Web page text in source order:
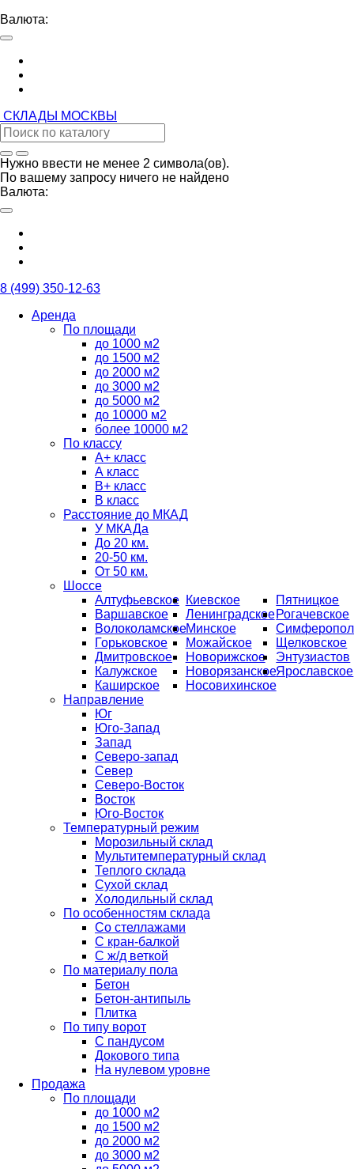
Валюта:
СКЛАДЫ МОСКВЫ
Нужно ввести не менее 2 символа(ов).
По вашему запросу ничего не найдено
Валюта:
8 (499) 350-12-63
Аренда
По площади
до 1000 м2
до 1500 м2
до 2000 м2
до 3000 м2
до 5000 м2
до 10000 м2
более 10000 м2
По классу
А+ класс
А класс
B+ класс
В класс
Расстояние до МКАД
У МКАДа
До 20 км.
20-50 км.
От 50 км.
Шоссе
Алтуфьевское
Варшавское
Волоколамское
Горьковское
Дмитровское
Калужское
Каширское
Киевское
Ленинградское
Минское
Можайское
Новорижское
Новорязанское
Носовихинское
Пятницкое
Рогачевское
Щелковское
Энтузиастов
Ярославское
Направление
Юг
Юго-Запад
Запад
Северо-запад
Север
Северо-Восток
Восток
Юго-Восток
Температурный режим
Морозильный склад
Мультитемпературный склад
Теплого склада
Сухой склад
Холодильный склад
По особенностям склада
Со стеллажами
С кран-балкой
С ж/д веткой
По материалу пола
Бетон
Бетон-антипыль
Плитка
По типу ворот
С пандусом
Докового типа
На нулевом уровне
Продажа
По площади
до 1000 м2
до 1500 м2
до 2000 м2
до 3000 м2